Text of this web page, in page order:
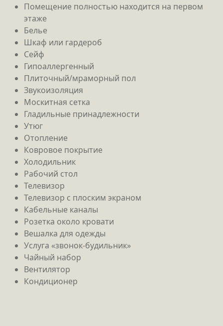
Помещение полностью находится на первом
этаже
Белье
Шкаф или гардероб
Сейф
Гипоаллергенный
Плиточный/мраморный пол
Звукоизоляция
Москитная сетка
Гладильные принадлежности
Утюг
Отопление
Ковровое покрытие
Холодильник
Рабочий стол
Телевизор
Телевизор с плоским экраном
Кабельные каналы
Розетка около кровати
Вешалка для одежды
Услуга «звонок-будильник»
Чайный набор
Вентилятор
Кондиционер